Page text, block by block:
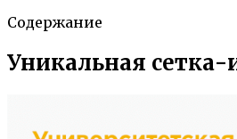
Содержание
Уникальная